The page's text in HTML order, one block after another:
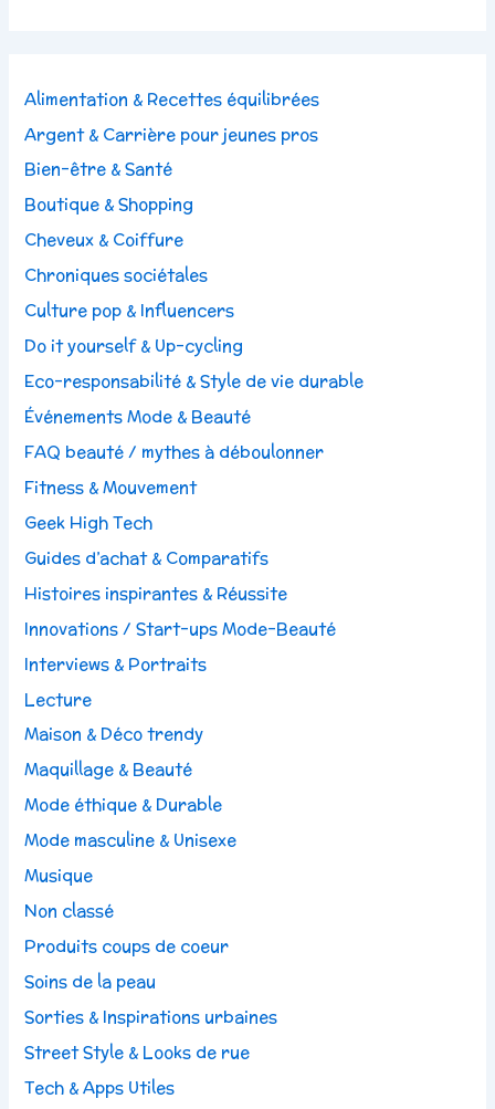
Alimentation & Recettes équilibrées
Argent & Carrière pour jeunes pros
Bien-être & Santé
Boutique & Shopping
Cheveux & Coiffure
Chroniques sociétales
Culture pop & Influencers
Do it yourself & Up-cycling
Eco-responsabilité & Style de vie durable
Événements Mode & Beauté
FAQ beauté / mythes à déboulonner
Fitness & Mouvement
Geek High Tech
Guides d’achat & Comparatifs
Histoires inspirantes & Réussite
Innovations / Start-ups Mode-Beauté
Interviews & Portraits
Lecture
Maison & Déco trendy
Maquillage & Beauté
Mode éthique & Durable
Mode masculine & Unisexe
Musique
Non classé
Produits coups de coeur
Soins de la peau
Sorties & Inspirations urbaines
Street Style & Looks de rue
Tech & Apps Utiles